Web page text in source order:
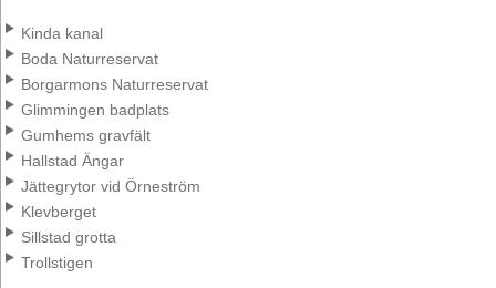
Kinda kanal
Boda Naturreservat
Borgarmons Naturreservat
Glimmingen badplats
Gumhems gravfält
Hallstad Ängar
Jättegrytor vid Örneström
Klevberget
Sillstad grotta
Trollstigen